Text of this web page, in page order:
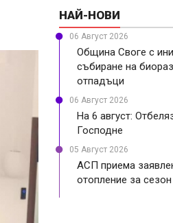
НАЙ-НОВИ
06 Август 2026
Община Своге с
събиране на
отпадъци
06 Август 2026
На 6 август:
Господне
05 Август 2026
АСП приема
отопление за